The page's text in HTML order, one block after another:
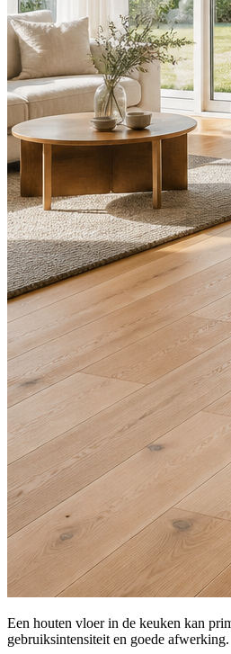
Een houten vloer in de keuken kan
gebruiksintensiteit en goede afwerking.